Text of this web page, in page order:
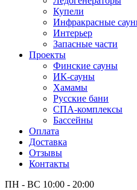
Купели
Инфракрасные
Интерьер
Запасные части
Проекты
Финские сауны
ИК-сауны
Хамамы
Русские бани
СПА-комплексы
Бассейны
Оплата
Доставка
Отзывы
Контакты
ПН - ВС 10:00 - 20:00